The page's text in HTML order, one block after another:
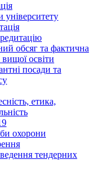
університету
обсяг та фактична
вищої освіти
посади та
етика,
охорони
тендерних